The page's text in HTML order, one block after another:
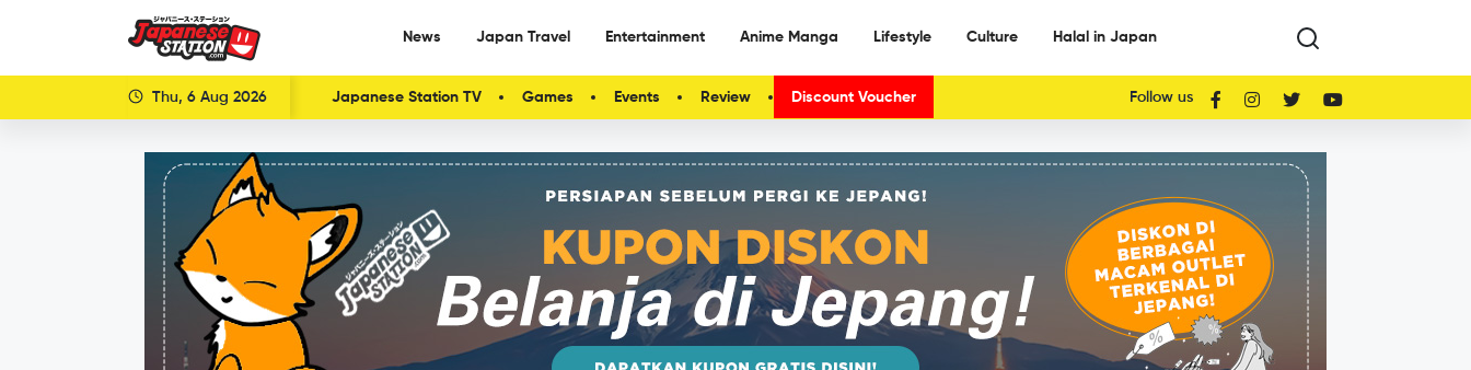
News Japan Travel Entertainment Anime Manga Lifestyle Culture Halal in Japan
Thu, 6 Aug 2026 Japanese Station TV Games Events Review Discount Voucher Follow us